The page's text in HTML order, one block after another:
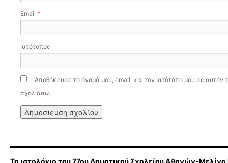
Email *
Ιστότοπος
Αποθήκευσε το όνομά μου, email, και τον ιστότοπο μου σε αυτόν
σχολιάσω.
Το ιστολόγιο του 77ου Δημοτικού Σχολείου Αθηνών-